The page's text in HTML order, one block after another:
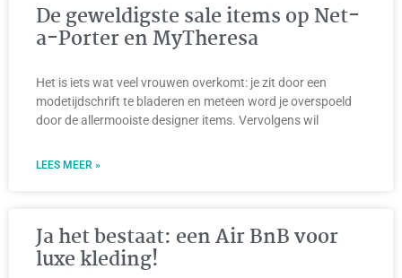
De geweldigste sale items op Net-
a-Porter en MyTheresa
Het is iets wat veel vrouwen overkomt: je zit door een
modetijdschrift te bladeren en meteen word je overspoeld
door de allermooiste designer items. Vervolgens wil
LEES MEER »
Ja het bestaat: een Air BnB voor
luxe kleding!